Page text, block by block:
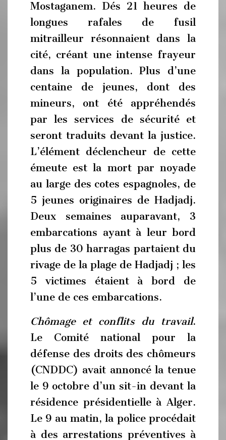
Mostaganem. Dés 21 heures de
longues rafales de fusil
mitrailleur résonnaient dans la
cité, créant une intense frayeur
dans la population. Plus d’une
centaine de jeunes, dont des
mineurs, ont été appréhendés
par les services de sécurité et
seront traduits devant la justice.
L’élément déclencheur de cette
émeute est la mort par noyade
au large des cotes espagnoles, de
5 jeunes originaires de Hadjadj.
Deux semaines auparavant, 3
embarcations ayant à leur bord
plus de 30 harragas partaient du
rivage de la plage de Hadjadj ; les
5 victimes étaient à bord de
l’une de ces embarcations.
Chômage et conflits du travail.
Le Comité national pour la
défense des droits des chômeurs
(CNDDC) avait annoncé la tenue
le 9 octobre d’un sit-in devant la
résidence présidentielle à Alger.
Le 9 au matin, la police procédait
à des arrestations préventives à